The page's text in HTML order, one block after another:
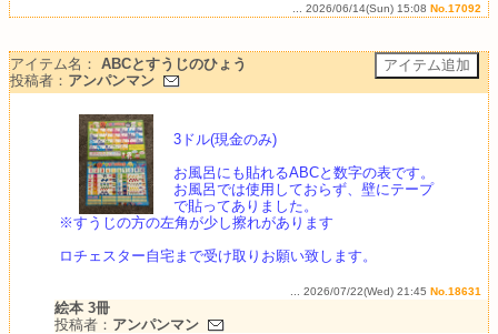
... 2026/06/14(Sun) 15:08 No.17092
アイテム名： ABCとすうじのひょう
投稿者： アンパンマン
3ドル(現金のみ)
お風呂にも貼れるABCと数字の表です。
お風呂では使用しておらず、壁にテープ
で貼ってありました。
※すうじの方の左角が少し擦れがあります
ロチェスター自宅まで受け取りお願い致します。
... 2026/07/22(Wed) 21:45 No.18631
絵本 3冊
投稿者： アンパンマン